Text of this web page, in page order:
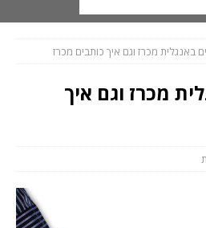
באנגלית מכרז וגם איך כותבים מכרז
מכרז וגם איך